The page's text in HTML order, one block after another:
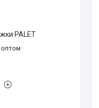
PALET
оптом